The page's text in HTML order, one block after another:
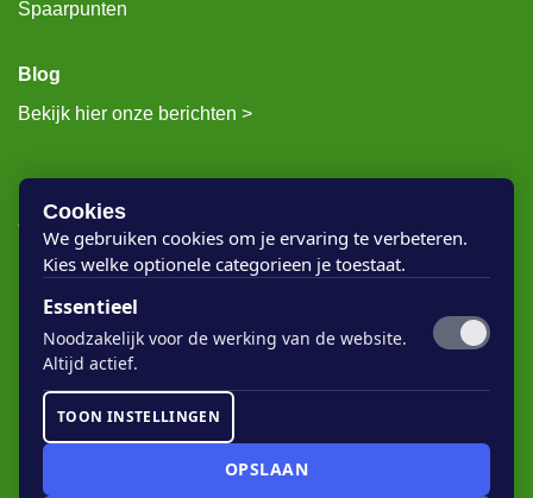
Spaarpunten
Blog
Bekijk hier onze berichten >
Rigostep Skylt
Rubio Monocoat Oil Plus 2c
Houten vloer lak
Floorservice Onderhoudsolie
Rubio Monocoat Soap
Cookies
We gebruiken cookies om je ervaring te verbeteren.
Kies welke optionele categorieen je toestaat.
Essentieel
Noodzakelijk voor de werking van de website.
Altijd actief.
TOON INSTELLINGEN
OPSLAAN